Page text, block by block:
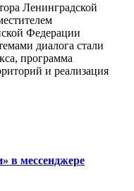
Ленинградской
Федерации
диалога стали
программа
и реализация
в мессенджере